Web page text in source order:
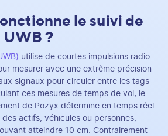
le suivi de
?
utilise de courtes impulsions radio
mesurer avec une extrême précision
signaux pour circuler entre les tags
ces mesures de temps de vol, le
de Pozyx détermine en temps réel
actifs, véhicules ou personnes,
atteindre 10 cm. Contrairement